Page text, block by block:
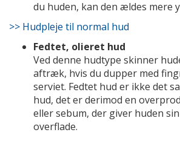
du huden, kan den ældes mere
>> Hudpleje til normal hud
Fedtet, olieret hud
Ved denne hudtype skinner
aftræk, hvis du dupper med
serviet. Fedtet hud er ikke det
hud, det er derimod en
eller sebum, der giver huden
overflade.